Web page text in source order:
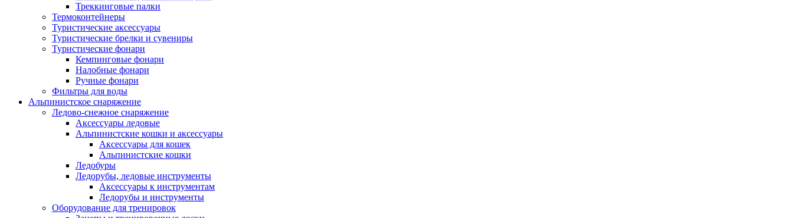
Треккинговые палки
Термоконтейнеры
Туристические аксессуары
Туристические брелки и сувениры
Туристические фонари
Кемпинговые фонари
Налобные фонари
Ручные фонари
Фильтры для воды
Альпинистское снаряжение
Ледово-снежное снаряжение
Аксессуары ледовые
Альпинистские кошки и аксессуары
Аксессуары для кошек
Альпинистские кошки
Ледобуры
Ледорубы, ледовые инструменты
Аксессуары к инструментам
Ледорубы и инструменты
Оборудование для тренировок